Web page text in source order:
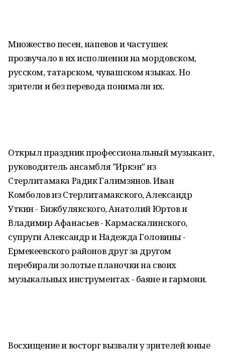
Множество песен, напевов и частушек
прозвучало в их исполнении на мордовском,
русском, татарском, чувашском языках. Но
зрители и без перевода понимали их.
Открыл праздник профессиональный музыкант,
руководитель ансамбля "Иркэн" из
Стерлитамака Радик Галимзянов. Иван
Комболов из Стерлитамакского, Александр
Уткин - Бижбулякского, Анатолий Юртов и
Владимир Афанасьев - Кармаскалинского,
супруги Александр и Надежда Головины -
Ермекеевского районов друг за другом
перебирали золотые планочки на своих
музыкальных инструментах - баяне и гармони.
Восхищение и восторг вызвали у зрителей юные